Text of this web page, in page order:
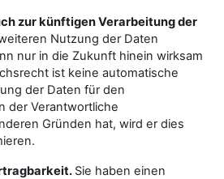
zur künftigen Verarbeitung der
Nutzung der Daten
nur in die Zukunft hinein wirksam
ist keine automatische
der Daten für den
der Verantwortliche
Gründen hat, wird er dies
Sie haben einen